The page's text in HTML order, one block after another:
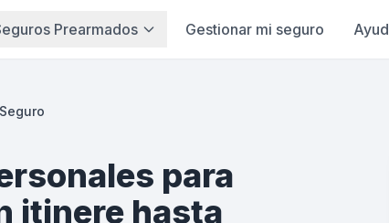
Prearmados Gestionar mi seguro
para
itinere hasta